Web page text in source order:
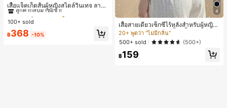
เสื้อแจ็คเก็ตสั้นผู้หญิงสไตล์วินเทจ ลายจุ
ดขนาดใหญ่ คอตั้ง เอวเข้ารูป แขนพอง
ทรงหลวม แฟชั่นอเนกประสงค์ สำหรับใ
ส่ประจำวันและไปเที่ยวพักผ่อน
ลูกค้ากลับมาซื้อซ้ำ!
#1 ขายดี ใน กระเป๋า เสื้อคลุมลำลอง
ลูกค้ากลับมาซื้อซ้ำ!
#1 ขายดี ใน กระเป๋า เสื้อคลุมลำลอง
ลูกค้ากลับมาซื้อซ้ำ!
#1 ขายดี
ใน กระเป๋า เสื้อคลุมลำลอง
100+ sold
฿368 -10%
4
เสื้อสายเดี่ยวเซ็กซี่ไร้หลังสำหรับผู้หญิง
พร้อมบราแบบมีฟองน้ำ, เสื้อกล้ามแขน
กุด, เสื้อลำลองสีดำสำหรับฤดูร้อน
20+ พูดว่า "ไม่มีกลิ่น"
500+ sold
(500+)
฿159